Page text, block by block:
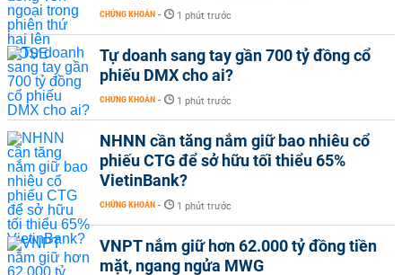
CHỨNG KHOÁN - 1 phút trước
Tự doanh sang tay gần 700 tỷ đồng cổ
phiếu DMX cho ai?
CHỨNG KHOÁN - 1 phút trước
NHNN cần tăng nắm giữ bao nhiêu cổ
phiếu CTG để sở hữu tối thiểu 65%
VietinBank?
CHỨNG KHOÁN - 1 phút trước
VNPT nắm giữ hơn 62.000 tỷ đồng tiền
mặt, ngang ngửa MWG